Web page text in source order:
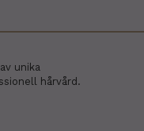
unika
hårvård.